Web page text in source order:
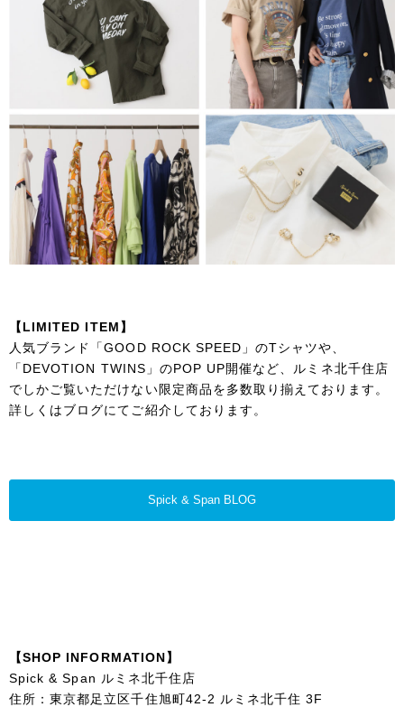
【LIMITED ITEM】
人気ブランド「GOOD ROCK SPEED」のTシャツや、
「DEVOTION TWINS」のPOP UP開催など、ルミネ北千住店
でしかご覧いただけない限定商品を多数取り揃えております。
詳しくはブログにてご紹介しております。
Spick & Span BLOG
【SHOP INFORMATION】
Spick & Span ルミネ北千住店
住所：東京都足立区千住旭町42-2 ルミネ北千住 3F